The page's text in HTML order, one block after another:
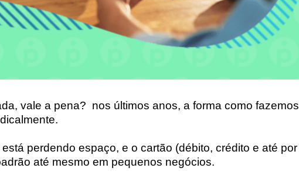
vale a pena? nos últimos anos, a forma como fazemos
perdendo espaço, e o cartão (débito, crédito e até por
até mesmo em pequenos negócios.